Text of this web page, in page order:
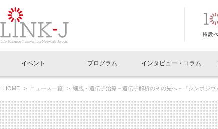
イベントお知らせメール登録
イベント
イベント一覧
LINK-J主催・共催 特別会員開催
プログラム
Out of Box相談室 What's
インタビュー・コラム
インタビュー・コラム一覧
スペシャルインタビュー ベンチャーイン
ニュース一覧
トピック プレスリリース
理事長挨拶 Why in
国内外連携 サポーター紹介
特別会員一覧 特別会員につい
専用メニューはこちら
ラウンジ・会議室 オフィス・ラボ
アクセス
HOME ニュース一覧 細胞・遺伝子治療－遺伝子解析のその先へ－『シンポジ